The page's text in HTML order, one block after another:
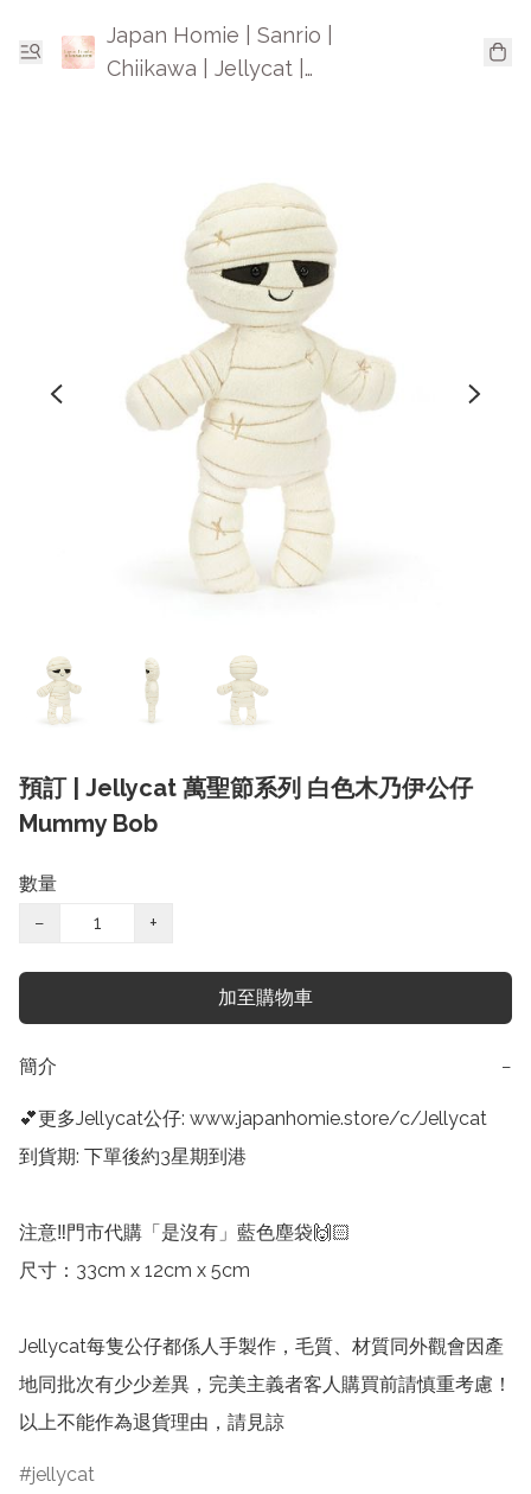
Japan Homie | Sanrio |
Chiikawa | Jellycat |
預訂 | Jellycat 萬聖節系列 白色木乃伊公仔
Mummy Bob
數量
−
+
加至購物車
簡介 −
💕更多Jellycat公仔: www.japanhomie.store/c/Jellycat
到貨期: 下單後約3星期到港
注意‼️門市代購「是沒有」藍色塵袋🙌🏻
尺寸：33cm x 12cm x 5cm
Jellycat每隻公仔都係人手製作，毛質、材質同外觀會因產
地同批次有少少差異，完美主義者客人購買前請慎重考慮！
以上不能作為退貨理由，請見諒
jellycat